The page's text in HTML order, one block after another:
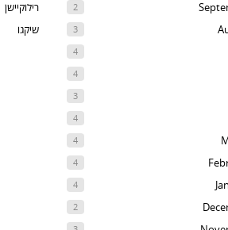
רילוקיישן
שיקגו
2
3
4
4
3
4
4
4
4
2